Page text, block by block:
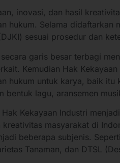
inovasi, dan hasil
hukum. Selama didaftarkan
sesuai prosedur dan
garis besar terbagi
Kemudian Hak
hukum untuk karya, baik itu
bentuk lagu, aransemen
Hak Kekayaan Industri
kreativitas masyarakat di
beberapa subjenis.
Tanaman, dan DTSL